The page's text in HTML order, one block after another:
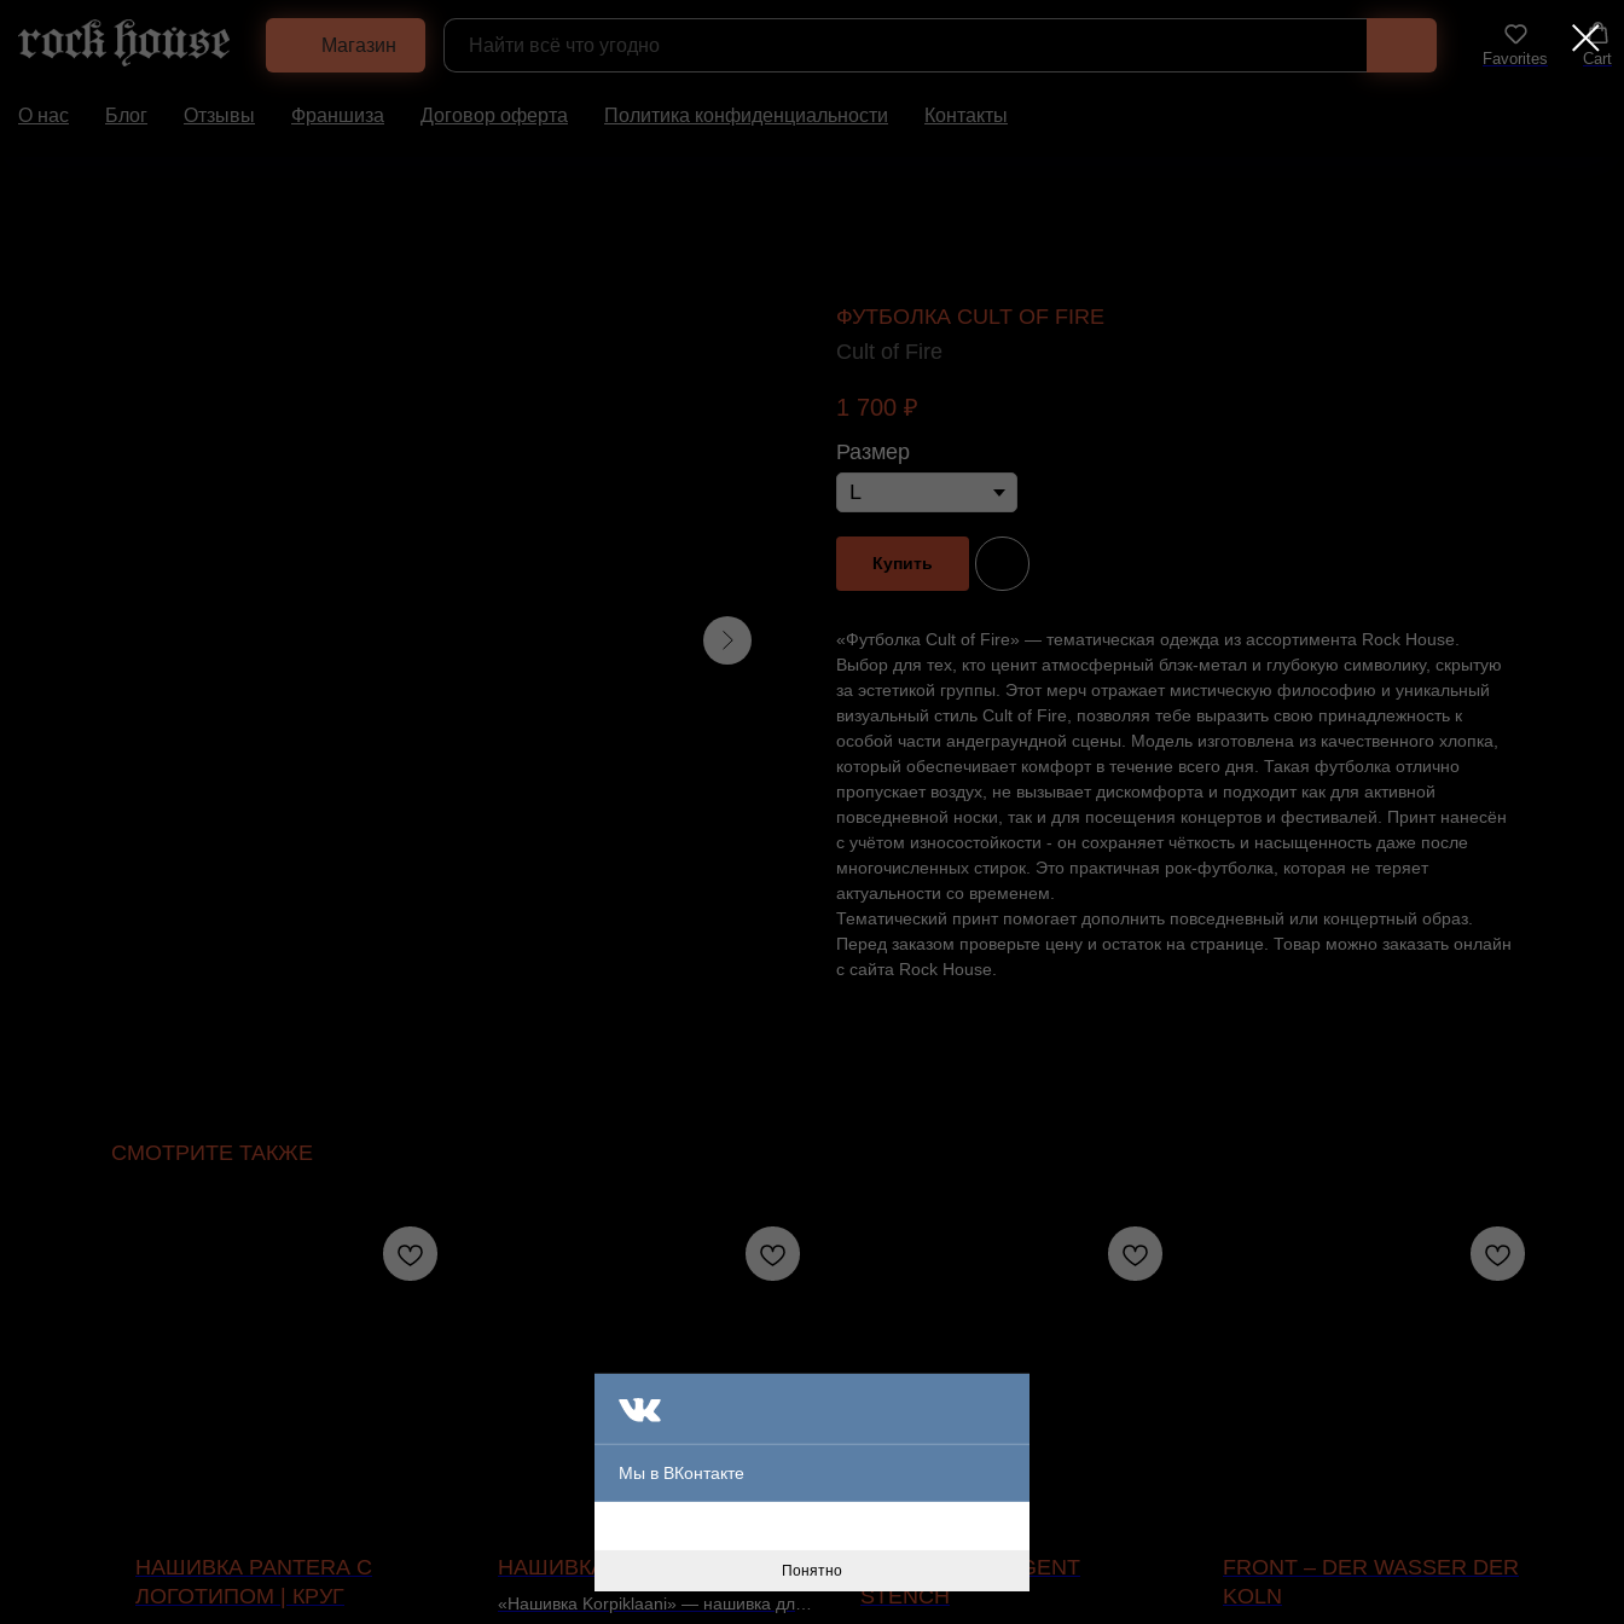
Магазин
Favorites Cart
О нас Блог Отзывы Франшиза Договор оферта Политика конфиденциальности Контакты
ФУТБОЛКА CULT OF FIRE
Cult of Fire
1 700 ₽
Размер
Купить
«Футболка Cult of Fire» — тематическая одежда из ассортимента Rock House.
Выбор для тех, кто ценит атмосферный блэк-метал и глубокую символику, скрытую
за эстетикой группы. Этот мерч отражает мистическую философию и уникальный
визуальный стиль Cult of Fire, позволяя тебе выразить свою принадлежность к
особой части андеграундной сцены. Модель изготовлена из качественного хлопка,
который обеспечивает комфорт в течение всего дня. Такая футболка отлично
пропускает воздух, не вызывает дискомфорта и подходит как для активной
повседневной носки, так и для посещения концертов и фестивалей. Принт нанесён
с учётом износостойкости - он сохраняет чёткость и насыщенность даже после
многочисленных стирок. Это практичная рок-футболка, которая не теряет
актуальности со временем.
Тематический принт помогает дополнить повседневный или концертный образ.
Перед заказом проверьте цену и остаток на странице. Товар можно заказать онлайн
с сайта Rock House.
СМОТРИТЕ ТАКЖЕ
НАШИВКА PANTERA С
ЛОГОТИПОМ | КРУГ
НАШИВКА KORPIKLAANI
«Нашивка Korpiklaani» — нашивка для
НАШИВКА PUNGENT
STENCH
FRONT – DER WASSER DER
KOLN
Мы в ВКонтакте
Понятно